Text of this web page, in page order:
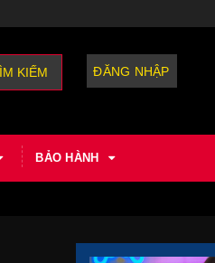
KIẾM ĐĂNG NHẬP
BẢO HÀNH